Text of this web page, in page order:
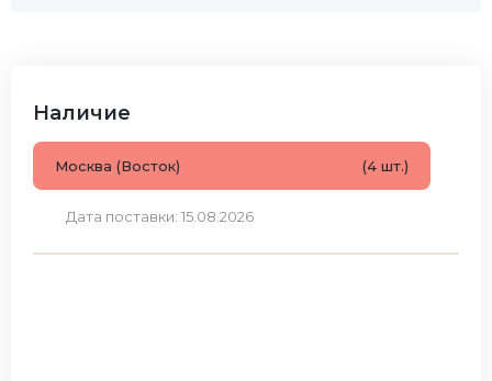
Наличие
Москва (Восток) (4 шт.)
Дата поставки: 15.08.2026